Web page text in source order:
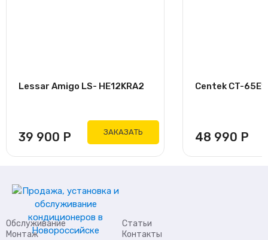
Lessar Amigo LS- HE12KRA2
39 900 Р ЗАКАЗАТЬ
Centek CT-
48 990 Р
Обслуживание
Монтаж
Статьи
Контакты